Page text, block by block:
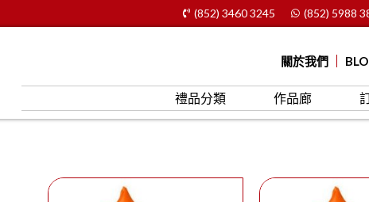
(852) 3460 3245 (852) 5988
關於我們
禮品分類 作品廊